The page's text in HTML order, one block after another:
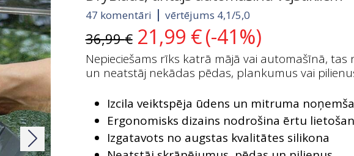
47 komentāri vērtējums 4,1/5,0
36,99€ Original
price
was:
36,99 €.
21,99 €Current
price
is:
21,99 €.
(-41%)
Nepieciešams rīks katrā mājā vai automašīnā,
un neatstāj nekādas pēdas, plankumus vai
Izcila veiktspēja ūdens un mitruma
Ergonomisks dizains nodrošina ērtu
Izgatavots no augstas kvalitātes silikona